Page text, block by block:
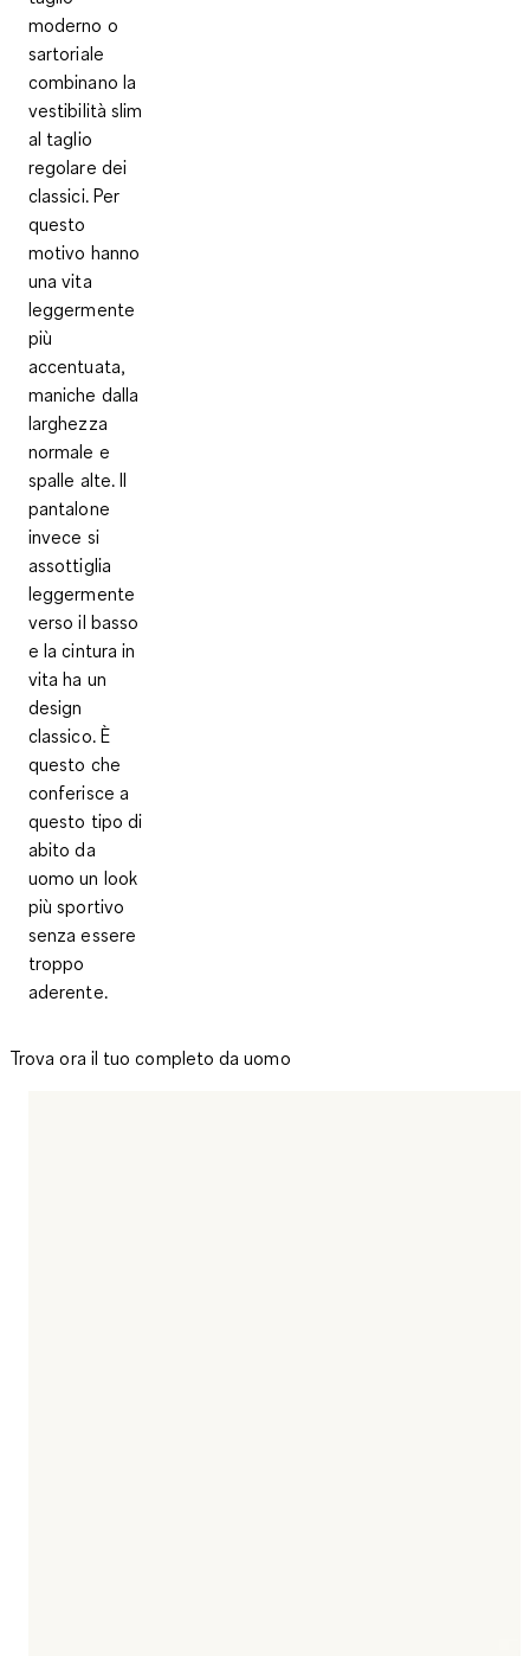
moderno o
sartoriale
combinano la
vestibilità slim
al taglio
regolare dei
classici. Per
questo
motivo hanno
una vita
leggermente
più
accentuata,
maniche dalla
larghezza
normale e
spalle alte. Il
pantalone
invece si
assottiglia
leggermente
verso il basso
e la cintura in
vita ha un
design
classico. È
questo che
conferisce a
questo tipo di
abito da
uomo un look
più sportivo
senza essere
troppo
aderente.
Trova ora il tuo completo da uomo